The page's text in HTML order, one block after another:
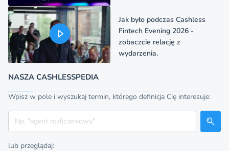
Jak było podczas Cashless
Fintech Evening 2026 -
zobaczcie relację z
wydarzenia.
NASZA CASHLESSPEDIA
Wpisz w pole i wyszukaj termin, którego definicja Cię interesuje:
Szukaj
lub przeglądaj: